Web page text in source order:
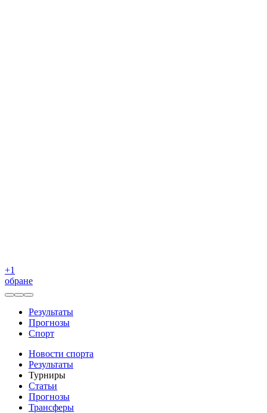
+1
обране
Результаты
Прогнозы
Спорт
Новости спорта
Результаты
Турниры
Статьи
Прогнозы
Трансферы